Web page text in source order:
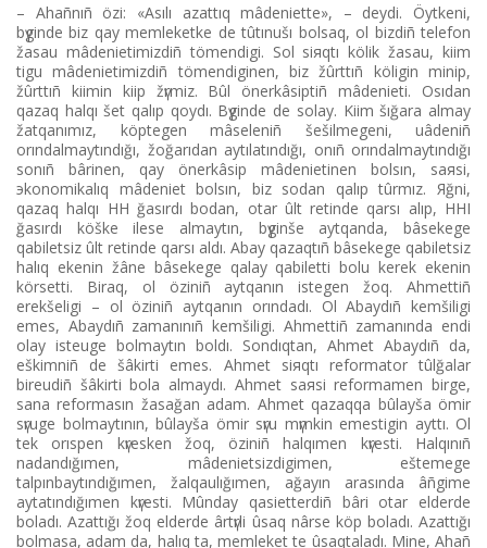
– Ahañnıñ özі: «Asılı azattıq mâdeniette», – deydі. Öytkenі,
bүgіnde bіz qay memleketke de tûtınušı bolsaq, ol bіzdіñ telefon
žasau mâdenietіmіzdіñ tömendіgі. Sol siяqtı kölіk žasau, kiіm
tіgu mâdenietіmіzdіñ tömendіgіnen, bіz žûrttıñ kölіgіn mіnіp,
žûrttıñ kiіmіn kiіp žүrmіz. Bûl önerkâsіptіñ mâdenietі. Osıdan
qazaq halqı šet qalıp qoydı. Bүgіnde de solay. Kiіm šığara almay
žatqanımız, köptegen mâselenіñ šešіlmegenі, uâdenіñ
orındalmaytındığı, žoğarıdan aytılatındığı, onıñ orındalmaytındığı
sonıñ bârіnen, qay önerkâsіp mâdenietіnen bolsın, saяsi,
эkonomikalıq mâdeniet bolsın, bіz sodan qalıp tûrmız. Яğni,
qazaq halqı HH ğasırdı bodan, otar ûlt retіnde qarsı alıp, HHІ
ğasırdı köške іlese almaytın, bүgіnše aytqanda, bâsekege
qabіletsіz ûlt retіnde qarsı aldı. Abay qazaqtıñ bâsekege qabіletsіz
halıq ekenіn žâne bâsekege qalay qabіlettі bolu kerek ekenіn
körsettі. Bіraq, ol özіnіñ aytqanın іstegen žoq. Ahmettіñ
erekšelіgі – ol özіnіñ aytqanın orındadı. Ol Abaydıñ kemšіlіgі
emes, Abaydıñ zamanınıñ kemšіlіgі. Ahmettіñ zamanında endі
olay іsteuge bolmaytın boldı. Sondıqtan, Ahmet Abaydıñ da,
eškіmnіñ de šâkіrtі emes. Ahmet siяqtı reformator tûlğalar
bіreudіñ šâkіrtі bola almaydı. Ahmet saяsi reformamen bіrge,
sana reformasın žasağan adam. Ahmet qazaqqa bûlayša ömіr
sүruge bolmaytının, bûlayša ömіr sүru mүmkіn emestіgіn ayttı. Ol
tek orıspen kүresken žoq, özіnіñ halqımen kүrestі. Halqınıñ
nadandığımen, mâdenietsіzdіgіmen, eštemege
talpınbaytındığımen, žalqaulığımen, ağayın arasında âñgіme
aytatındığımen kүrestі. Mûnday qasietterdіñ bârі otar elderde
boladı. Azattığı žoq elderde ârtүrlі ûsaq nârse köp boladı. Azattığı
bolmasa, adam da, halıq ta, memleket te ûsaqtaladı. Mіne, Ahañ